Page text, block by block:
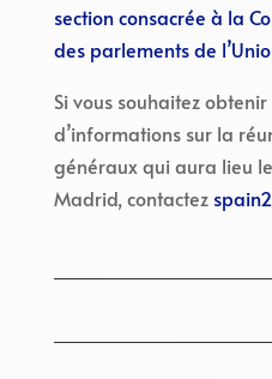
section consacrée à la
des parlements de
Si vous souhaitez
d’informations sur la
généraux qui aura lieu
Madrid, contactez